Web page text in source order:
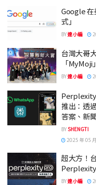
Google 在
式」
BY達小編
台灣大哥
「MyMoji
BY達小編
Perplexity
推出：透
答案、新
BYSHENGTI
2025 年 05
超大方！
BY達小編